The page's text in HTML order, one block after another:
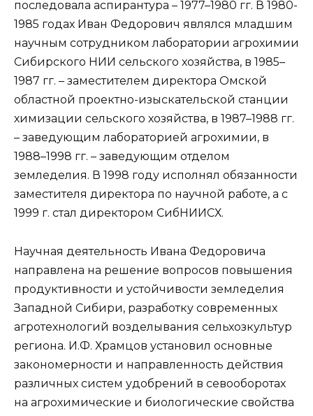
последовала аспирантура – 1977–1980 гг. В 1980-
1985 годах Иван Федорович являлся младшим
научным сотрудником лаборатории агрохимии
Сибирского НИИ сельского хозяйства, в 1985–
1987 гг. – заместителем директора Омской
областной проектно-изыскательской станции
химизации сельского хозяйства, в 1987–1988 гг.
– заведующим лабораторией агрохимии, в
1988–1998 гг. – заведующим отделом
земледелия. В 1998 году исполнял обязанности
заместителя директора по научной работе, а с
1999 г. стал директором СибНИИСХ.
Научная деятельность Ивана Федоровича
направлена на решение вопросов повышения
продуктивности и устойчивости земледелия
Западной Сибири, разработку современных
агротехнологий возделывания сельхозкультур
региона. И.Ф. Храмцов установил основные
закономерности и направленность действия
различных систем удобрений в севооборотах
на агрохимические и биологические свойства